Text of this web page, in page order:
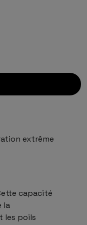
extrême
capacité
la
les poils